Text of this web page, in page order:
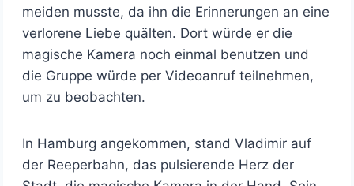
meiden musste, da ihn die Erinnerungen an eine
verlorene Liebe quälten. Dort würde er die
magische Kamera noch einmal benutzen und
die Gruppe würde per Videoanruf teilnehmen,
um zu beobachten.
In Hamburg angekommen, stand Vladimir auf
der Reeperbahn, das pulsierende Herz der